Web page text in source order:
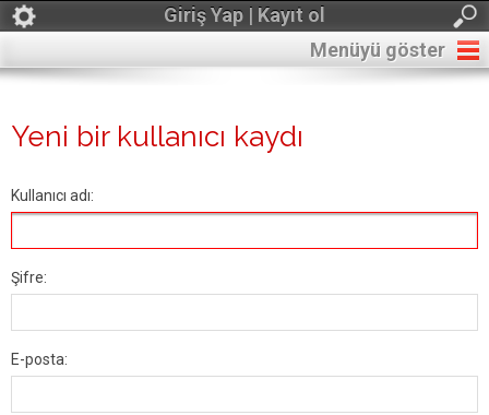
Giriş Yap | Kayıt ol
Menüyü göster
Yeni bir kullanıcı kaydı
Kullanıcı adı:
Şifre:
E-posta: